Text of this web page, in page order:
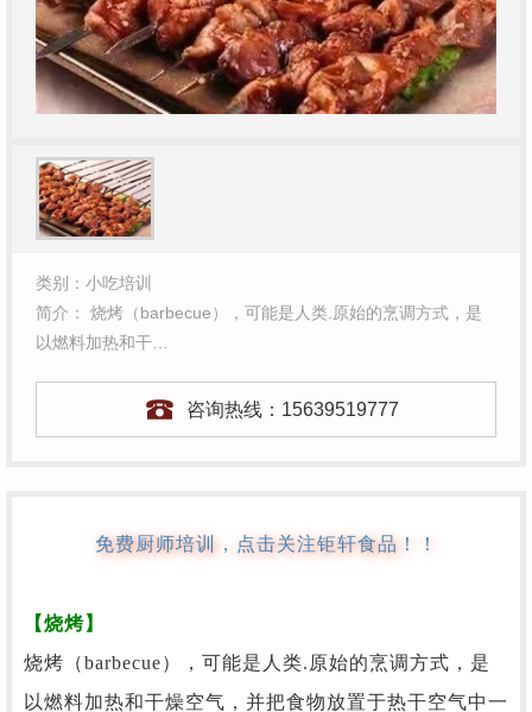
类别：小吃培训
简介： 烧烤（barbecue），可能是人类.原始的烹调方式，是
以燃料加热和干…
咨询热线： 15639519777
免费厨师培训，点击关注钜轩食品！！
【烧烤】
烧烤（barbecue），可能是人类.原始的烹调方式，是
以燃料加热和干燥空气，并把食物放置于热干空气中一